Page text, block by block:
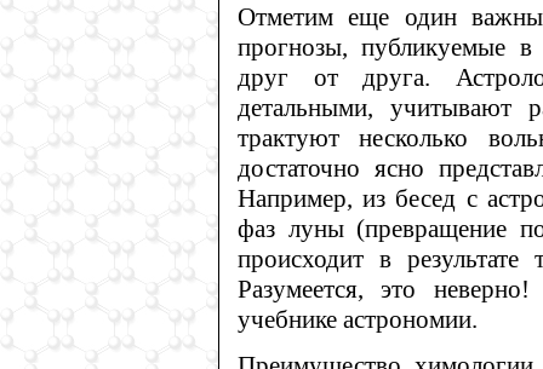
Отметим еще один
прогнозы, публикуемые в
друг от друга.
детальными, учитывают
трактуют несколько
достаточно ясно
Например, из бесед с
фаз луны (превращение
происходит в
Разумеется, это
учебнике астрономии.